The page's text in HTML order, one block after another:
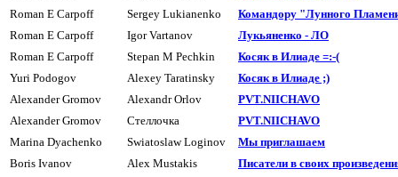
Roman E Carpoff
Sergey Lukianenko
Командоpу "Лунного
Roman E Carpoff
Igor Vartanov
Лyкьяненко - ЛО
Roman E Carpoff
Stepan M Pechkin
Косяк в Илиаде =:-(
Yuri Podogov
Alexey Taratinsky
Косяк в Илиаде ;)
Alexander Gromov
Alexandr Orlov
PVT.NIICHAVO
Alexander Gromov
Стеллочка
PVT.NIICHAVO
Marina Dyachenko
Swiatoslaw Loginov
Мы приглашаем
Boris Ivanov
Alex Mustakis
Писатели в своих